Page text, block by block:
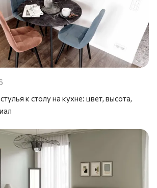
к столу на кухне: цвет, высота,